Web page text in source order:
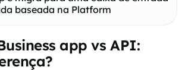
baseada na Platform
app vs API: